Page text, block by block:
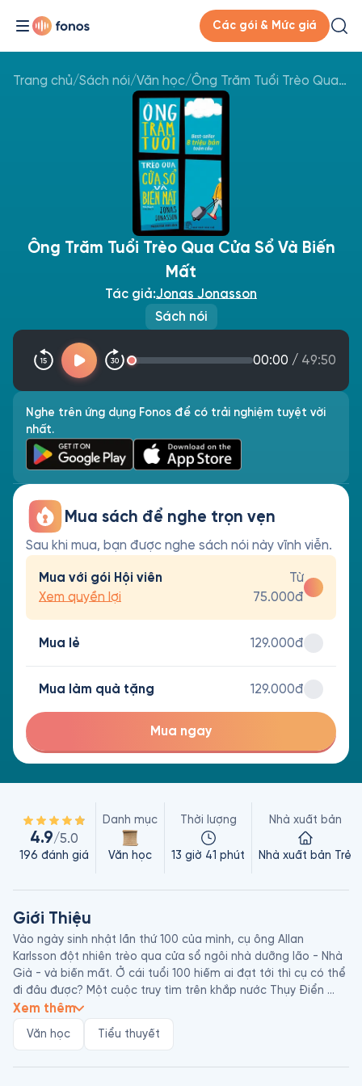
Các gói & Mức giá
Trang chủ/Sách nói/Văn học/ Ông Trăm Tuổi Trèo Qua Cửa Sổ Và Biến Mất
Sách nói
Ông Trăm Tuổi Trèo Qua Cửa Sổ Và Biến
Mất
Tác giả:Jonas Jonasson
00:00 / 49:50
Nghe trên ứng dụng Fonos để có trải nghiệm tuyệt vời
nhất.
Mua sách để nghe trọn vẹn
Sau khi mua, bạn được nghe sách nói này vĩnh viễn.
Mua với gói Hội viên
Xem quyền lợi
Từ
75.000đ
Mua lẻ 129.000đ
Mua làm quà tặng 129.000đ
Mua ngay
4.9/5.0
196 đánh giá
Danh mục
Văn học
Thời lượng
13 giờ 41 phút
Nhà xuất bản
Nhà xuất bản Trẻ
Giới Thiệu
Vào ngày sinh nhật lần thứ 100 của mình, cụ ông Allan
Karlsson đột nhiên trèo qua cửa sổ ngôi nhà dưỡng lão - Nhà
Già - và biến mất. Ở cái tuổi 100 hiếm ai đạt tới thì cụ có thể
đi đâu được? Một cuộc truy tìm trên khắp nước Thụy Điển
diễn ra từ phía những người có trách nhiệm chăm nom cụ
cũng như chính quyền sở tại. Song song với cuộc truy tìm
nhân đạo ấy, một cuộc truy tìm đuổi bắt khác gay cấn hơn,
Xem thêm
Văn học Tiểu thuyết